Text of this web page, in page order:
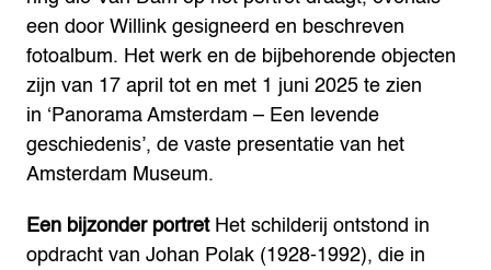
een door Willink gesigneerd en beschreven
fotoalbum. Het werk en de bijbehorende objecten
zijn van 17 april tot en met 1 juni 2025 te zien
in ‘Panorama Amsterdam – Een levende
geschiedenis’, de vaste presentatie van het
Amsterdam Museum.
Een bijzonder portret Het schilderij ontstond in
opdracht van Johan Polak (1928-1992), die in